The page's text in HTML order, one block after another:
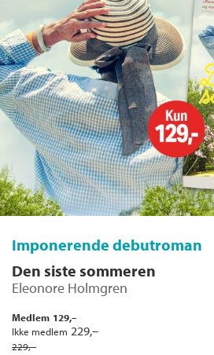
Imponerende debutroman
Den siste sommeren
Eleonore Holmgren
Medlem 129,–
Ikke medlem 229,–
229,–
Kjøp